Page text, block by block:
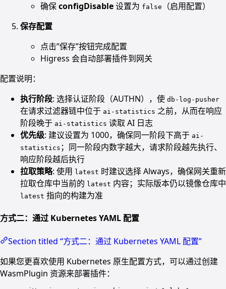
确保configDisable设置为 false
（启用配置）
保存配置
点击”保存”按钮完成配置
Higress 会自动部署插件到网关
配置说明：
执行阶段: 选择认证阶段（AUTHN），使 db-log-pusher
在请求过滤器链中位于 ai-statistics 之前，从而在响应
阶段晚于 ai-statistics 读取 AI 日志
优先级: 建议设置为 1000，确保同一阶段下高于 ai-
statistics ；同一阶段内数字越大，请求阶段越先执行、
响应阶段越后执行
拉取策略: 使用 latest 时建议选择 Always，确保网关重新
拉取仓库中当前的 latest 内容；实际版本仍以镜像仓库中
latest 指向的构建为准
方式二：通过 Kubernetes YAML 配置
Section titled “方式二：通过 Kubernetes YAML 配置”
如果您更喜欢使用 Kubernetes 原生配置方式，可以通过创建
WasmPlugin 资源来部署插件：